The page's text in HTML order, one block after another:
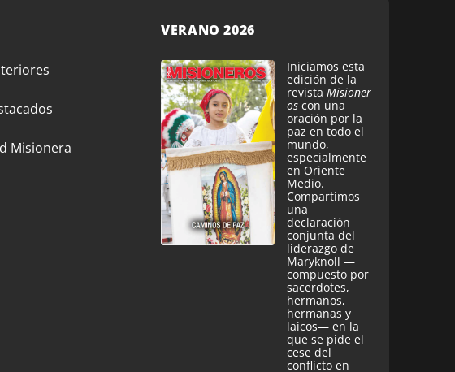
Misionera
VERANO 2026
Iniciamos esta
edición de la
revista Misioner
os con una
oración por la
paz en todo el
mundo,
especialmente
en Oriente
Medio.
Compartimos
una
declaración
conjunta del
liderazgo de
Maryknoll —
compuesto por
sacerdotes,
hermanos,
hermanas y
laicos— en la
que se pide el
cese del
conflicto en